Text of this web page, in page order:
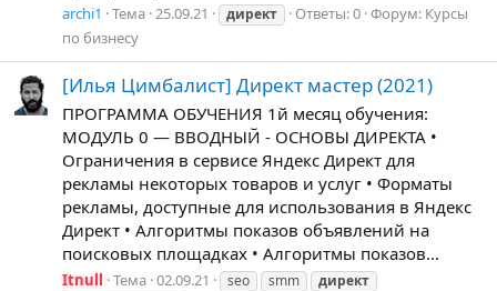
archi1 Тема 25.09.21 директ Ответы: 0 Форум: Курсы
по бизнесу
[Илья Цимбалист] Директ мастер (2021)
ПРОГРАММА ОБУЧЕНИЯ 1й месяц обучения:
МОДУЛЬ 0 — ВВОДНЫЙ - ОСНОВЫ ДИРЕКТА •
Ограничения в сервисе Яндекс Директ для
рекламы некоторых товаров и услуг • Форматы
рекламы, доступные для использования в Яндекс
Директ • Алгоритмы показов объявлений на
поисковых площадках • Алгоритмы показов...
Itnull Тема 02.09.21 seo smm
директ